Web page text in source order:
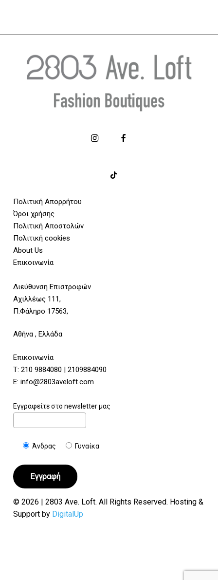
Πολιτική Απορρήτου
Όροι χρήσης
Πολιτική Αποστολών
Πολιτική cookies
About Us
Επικοινωνία
Διεύθυνση Επιστροφών
Αχιλλέως 111,
Π.Φάληρο 17563,
Αθήνα , Ελλάδα
Επικοινωνία
Τ: 210 9884080 | 2109884090
E: info@2803aveloft.com
Εγγραφείτε στο newsletter μας
Άνδρας Γυναίκα
© 2026 | 2803 Ave. Loft. All Rights Reserved. Hosting &
Support by DigitalUp